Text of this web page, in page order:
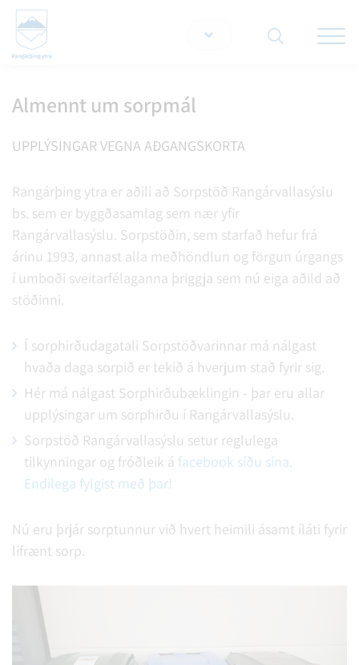
Almennt um sorpmál
UPPLÝSINGAR VEGNA AÐGANGSKORTA
Rangárþing ytra er aðili að Sorpstöð Rangárvallasýslu
bs. sem er byggðasamlag sem nær yfir
Rangárvallasýslu. Sorpstöðin, sem starfað hefur frá
árinu 1993, annast alla meðhöndlun og förgun úrgangs
í umboði sveitarfélaganna þriggja sem nú eiga aðild að
stöðinni.
Í sorphirðudagatali Sorpstöðvarinnar má nálgast
hvaða daga sorpið er tekið á hverjum stað fyrir sig.
Hér má nálgast Sorphirðubæklingin - þar eru allar
upplýsingar um sorphirðu í Rangárvallasýslu.
Sorpstöð Rangárvallasýslu setur reglulega
tilkynningar og fróðleik á facebook síðu sína.
Endilega fylgist með þar!
Nú eru þrjár sorptunnur við hvert heimili ásamt íláti fyrir
lífrænt sorp.
Leita á vef